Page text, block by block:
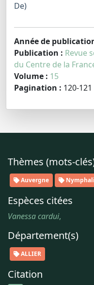
De)
Année de
Publication : Revue
du Centre de la
Volume : 15
Pagination : 120-121
Thèmes (mots-
Auvergne
Espèces citées
Vanessa cardui,
Département(s)
ALLIER
Citation